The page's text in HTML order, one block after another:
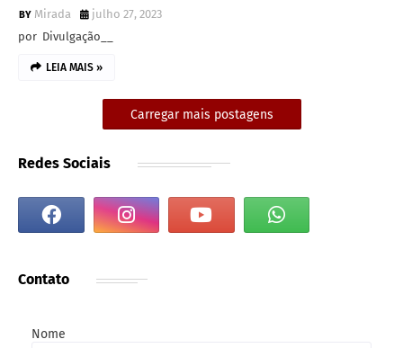
Mirada
julho 27, 2023
por Divulgação__
LEIA MAIS »
Carregar mais postagens
Redes Sociais
Contato
Nome